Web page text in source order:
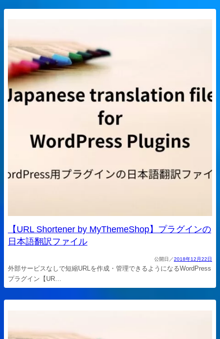
【URL Shortener by MyThemeShop】プラグインの
日本語翻訳ファイル
2018年12月22日
外部サービスなしで短縮URLを作成・管理できるようになるWordPress
プラグイン【UR…